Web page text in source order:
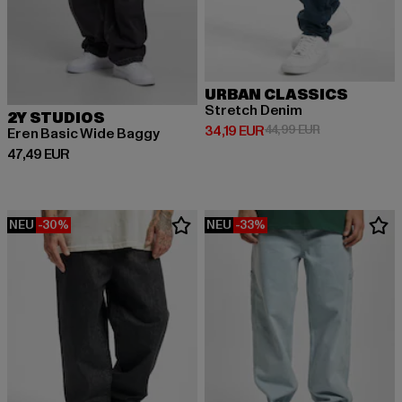
2Y STUDIOS
Eren Basic Wide Baggy
47,49 EUR
Derzeitiger Preis: 47,49 EUR
URBAN CLASSICS
Stretch Denim
34,19 EUR
Derzeitiger Preis: 34,19 EUR
44,99 EURAktionspreis:
NEU -30% NEU -33%